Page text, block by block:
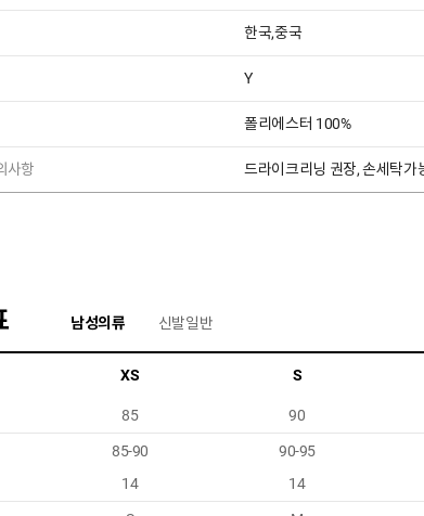
한국,중국
Y
폴리에스터 100%
사항 드라이크리닝 권장, 손세탁가
남성의류 신발일반
XS S
85 90
85-90
14
90-95
14